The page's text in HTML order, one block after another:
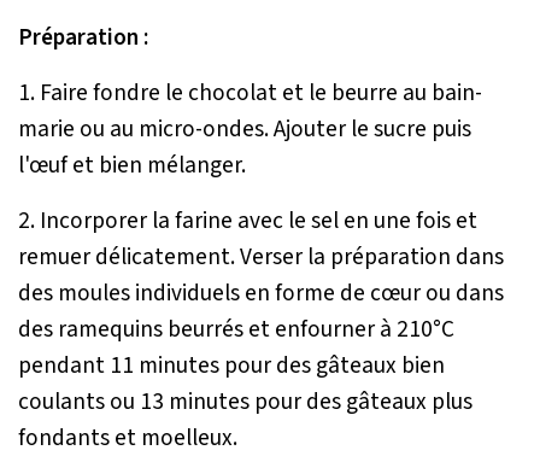
Préparation :
1. Faire fondre le chocolat et le beurre au bain-
marie ou au micro-ondes. Ajouter le sucre puis
l'œuf et bien mélanger.
2. Incorporer la farine avec le sel en une fois et
remuer délicatement. Verser la préparation dans
des moules individuels en forme de cœur ou dans
des ramequins beurrés et enfourner à 210°C
pendant 11 minutes pour des gâteaux bien
coulants ou 13 minutes pour des gâteaux plus
fondants et moelleux.